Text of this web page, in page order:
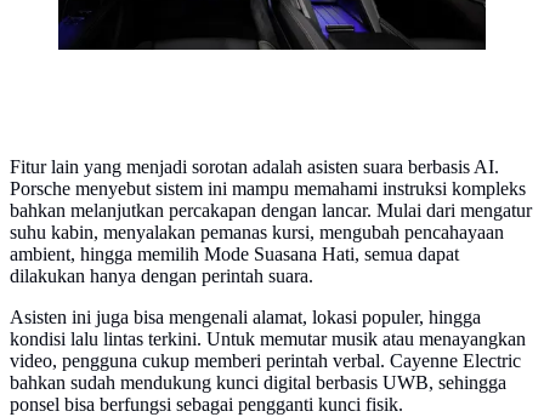
Fitur lain yang menjadi sorotan adalah asisten suara berbasis AI.
Porsche menyebut sistem ini mampu memahami instruksi kompleks
bahkan melanjutkan percakapan dengan lancar. Mulai dari mengatur
suhu kabin, menyalakan pemanas kursi, mengubah pencahayaan
ambient, hingga memilih Mode Suasana Hati, semua dapat
dilakukan hanya dengan perintah suara.
Asisten ini juga bisa mengenali alamat, lokasi populer, hingga
kondisi lalu lintas terkini. Untuk memutar musik atau menayangkan
video, pengguna cukup memberi perintah verbal. Cayenne Electric
bahkan sudah mendukung kunci digital berbasis UWB, sehingga
ponsel bisa berfungsi sebagai pengganti kunci fisik.